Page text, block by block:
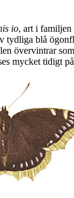
io, art i familjen
tydliga blå
övervintrar
mycket tidigt